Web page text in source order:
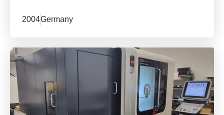
2004Germany